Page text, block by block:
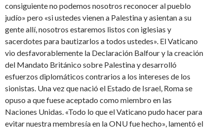
consiguiente no podemos nosotros reconocer al pueblo
judío» pero «si ustedes vienen a Palestina y asientan a su
gente allí, nosotros estaremos listos con iglesias y
sacerdotes para bautizarlos a todos ustedes». El Vaticano
vio desfavorablemente la Declaración Balfour y la creación
del Mandato Británico sobre Palestina y desarrolló
esfuerzos diplomáticos contrarios a los intereses de los
sionistas. Una vez que nació el Estado de Israel, Roma se
opuso a que fuese aceptado como miembro en las
Naciones Unidas. «Todo lo que el Vaticano pudo hacer para
evitar nuestra membresía en la ONU fue hecho», lamentó el